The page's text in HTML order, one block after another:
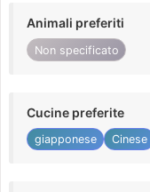
Animali preferiti
Non specificato
Cucine preferite
giapponese Cinese